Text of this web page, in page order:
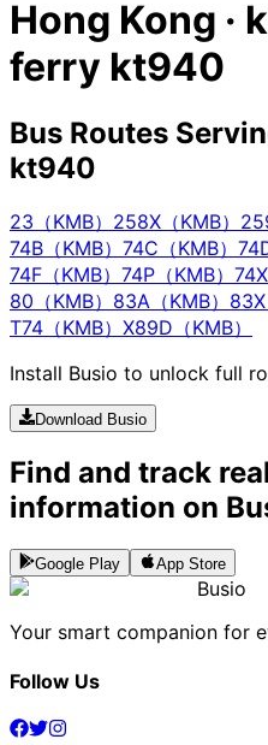
Hong Kong ·
ferry kt940
Bus Routes
kt940
23（KMB） 258X（KMB）
74B（KMB） 74C（KMB）
74F（KMB） 74P（KMB）
80（KMB） 83A（KMB） 83X
T74（KMB） X89D（KMB）
Install Busio to unlock full
Download Busio
Find and track
information on
Google Play App Store
Busio
Your smart companion for
Follow Us